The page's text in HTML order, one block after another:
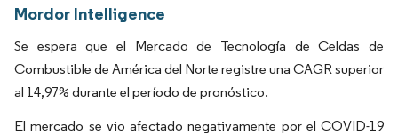
Mordor Intelligence
Se espera que el Mercado de Tecnología de Celdas de
Combustible de América del Norte registre una CAGR superior
al 14,97% durante el período de pronóstico.
El mercado se vio afectado negativamente por el COVID-19